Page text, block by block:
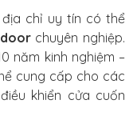
chỉ uy tín có thể
chuyên nghiệp.
năm kinh nghiệm –
cung cấp cho các
khiển cửa cuốn